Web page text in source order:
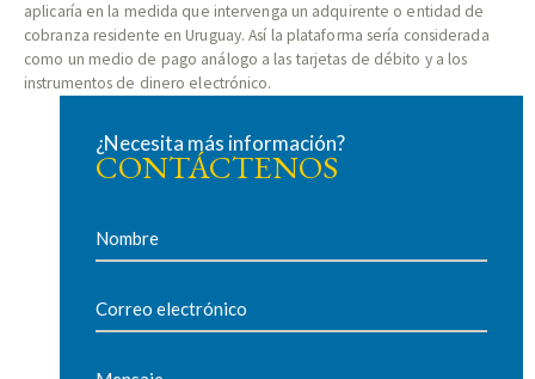
aplicaría en la medida que intervenga un adquirente o entidad de
cobranza residente en Uruguay. Así la plataforma sería considerada
como un medio de pago análogo a las tarjetas de débito y a los
instrumentos de dinero electrónico.
¿Necesita más información?
CONTÁCTENOS